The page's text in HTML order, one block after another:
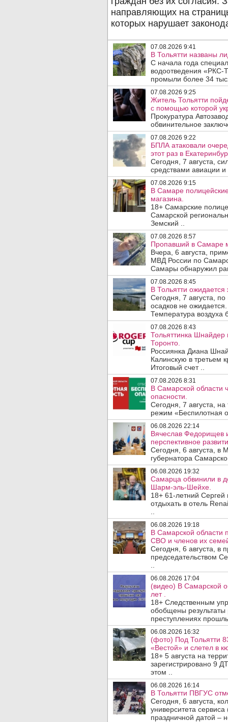
07.08.2026 9:41
В Тольятти названы
С начала года
водоотведения «РКС-
промыли более 34
07.08.2026 9:25
Житель Тольятти
с помощью которой
Прокуратура
обвинительное
07.08.2026 9:22
БПЛА атаковали
этот раз в
Сегодня, 7 августа,
средствами авиации
07.08.2026 9:15
В Самаре
магазина.
18+ Самарские
Самарской
Земский ..
07.08.2026 8:57
Пропавший в Самаре
Вчера, 6 августа,
МВД России по
Самары обнаружил
07.08.2026 8:45
В Тольятти
Сегодня, 7 августа,
осадков не
Температура воздуха
07.08.2026 8:43
Тольяттинка Шнайдер
Торонто.
Россиянка Диана
Калинскую в третьем
Итоговый счет ..
07.08.2026 8:31
В Самарской области
опасности.
Сегодня, 7 августа,
режим «Беспилотная
06.08.2026 22:14
Вячеслав Федорищев
перспективное
Сегодня, 6 августа, в
губернатора
06.08.2026 19:32
Самарца обвинили в
Шарм-эль-Шейхе.
18+ 61-летний
отдыхать в отель
06.08.2026 19:18
В Самарской области
СВО и членов их
Сегодня, 6 августа, в
председательством
06.08.2026 17:04
(видео) В Самарской
лет .
18+ Следственным
обобщены результаты
преступлениях
06.08.2026 16:32
(фото) Под Тольятти
«Вестой» и слетел в
18+ 5 августа на
зарегистрировано 9
этом ..
06.08.2026 16:14
В Тольятти ПВГУС
Сегодня, 6 августа,
университета
праздничной датой –